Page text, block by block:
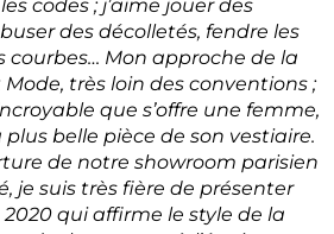
codes ; j’aime jouer des
des décolletés, fendre les
courbes… Mon approche de la
très loin des conventions ;
que s’offre une femme,
plus belle pièce de son vestiaire.
de notre showroom parisien
je suis très fière de présenter
qui affirme le style de la